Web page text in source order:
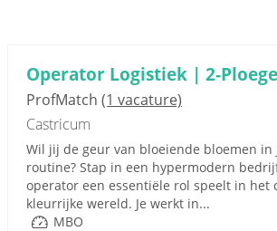
Operator Logistiek | 2-
ProfMatch (1 vacature)
Castricum
Wil jij de geur van bloeiende bloemen in
routine? Stap in een hypermodern
operator een essentiële rol speelt in het
kleurrijke wereld. Je werkt in...
MBO